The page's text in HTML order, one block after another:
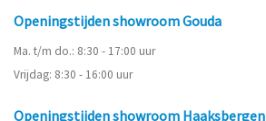
Openingstijden showroom Gouda
Ma. t/m do.: 8:30 - 17:00 uur
Vrijdag: 8:30 - 16:00 uur
Openingstijden showroom Haaksbergen